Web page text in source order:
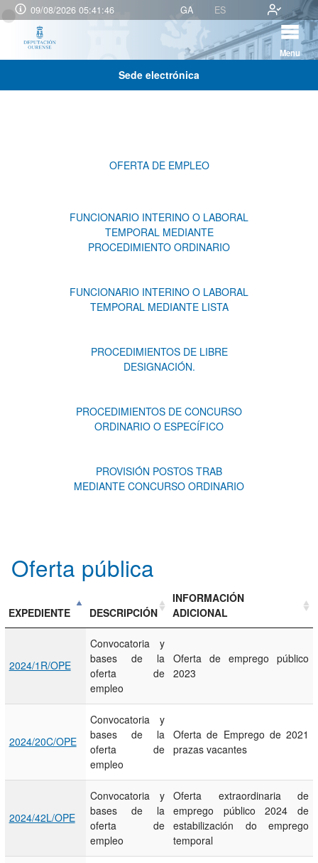
09/08/2026 05:41:46 GA ES
Menu
Sede electrónica
OFERTA DE EMPLEO
FUNCIONARIO INTERINO O LABORAL
TEMPORAL MEDIANTE
PROCEDIMIENTO ORDINARIO
FUNCIONARIO INTERINO O LABORAL
TEMPORAL MEDIANTE LISTA
PROCEDIMIENTOS DE LIBRE
DESIGNACIÓN.
PROCEDIMIENTOS DE CONCURSO
ORDINARIO O ESPECÍFICO
PROVISIÓN POSTOS TRAB
MEDIANTE CONCURSO ORDINARIO
Oferta pública
EXPEDIENTE DESCRIPCIÓN
INFORMACIÓN
ADICIONAL
2024/1R/OPE
Convocatoria y
bases de la
oferta de
empleo
Oferta de emprego público
2023
2024/20C/OPE
Convocatoria y
bases de la
oferta de
empleo
Oferta de Emprego de 2021
prazas vacantes
2024/42L/OPE
Convocatoria y
bases de la
oferta de
empleo
Oferta extraordinaria de
emprego público 2024 de
estabilización do emprego
temporal